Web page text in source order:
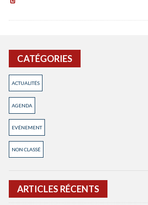
2025
Inscriptions
CATÉGORIES
ACTUALITÉS
AGENDA
EVÉNEMENT
NON CLASSÉ
ARTICLES RÉCENTS